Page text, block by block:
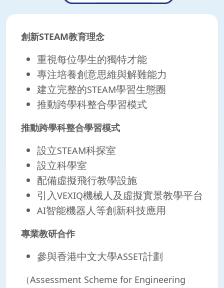
創新STEAM教育理念
重視每位學生的獨特才能
專注培養創意思維與解難能力
建立完整的STEAM學習生態圈
推動跨學科整合學習模式
推動跨學科整合學習模式
設立STEAM科探室
設立科學室
配備虛擬飛行教學設施
引入VEXIQ機械人及虛擬實景教學平台
AI智能機器人等創新科技應用
專業教研合作
參與香港中文大學ASSET計劃
（Assessment Scheme for Engineering